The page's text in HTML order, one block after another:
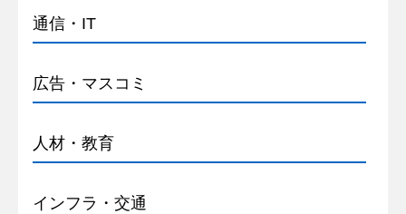
通信・IT
広告・マスコミ
人材・教育
インフラ・交通